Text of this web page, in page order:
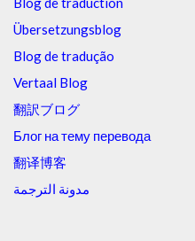
Übersetzungsblog
Blog de tradução
Vertaal Blog
翻訳ブログ
Блог на тему перевода
翻译博客
مدونة الترجمة